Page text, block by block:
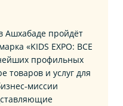
Ашхабаде пройдёт
«KIDS EXPO: ВСЕ
профильных
товаров и услуг для